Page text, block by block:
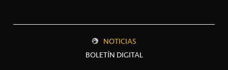
NOTICIAS
BOLETÍN DIGITAL